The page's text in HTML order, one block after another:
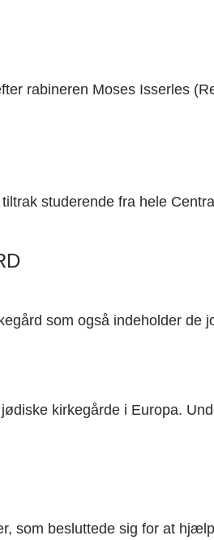
rabineren Moses Isserles
studerende fra hele
som også indeholder
kirkegårde i Europa.
som besluttede sig for at